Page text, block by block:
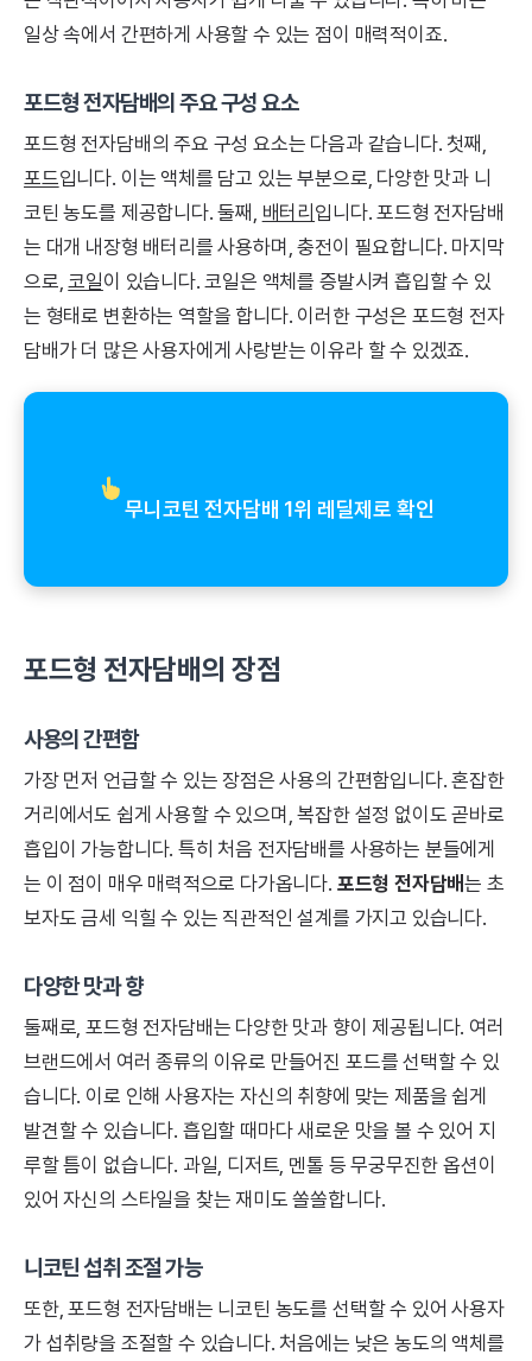
일상 속에서 간편하게 사용할 수 있는 점이 매력적이죠.
포드형 전자담배의 주요 구성 요소
포드형 전자담배의 주요 구성 요소는 다음과 같습니다. 첫째,
포드입니다. 이는 액체를 담고 있는 부분으로, 다양한 맛과 니
코틴 농도를 제공합니다. 둘째, 배터리 입니다. 포드형 전자담배
는 대개 내장형 배터리를 사용하며, 충전이 필요합니다. 마지막
으로,코일이 있습니다. 코일은 액체를 증발시켜 흡입할 수 있
는 형태로 변환하는 역할을 합니다. 이러한 구성은 포드형 전자
담배가 더 많은 사용자에게 사랑받는 이유라 할 수 있겠죠.
무니코틴 전자담배 1위 레딜제로 확인
포드형 전자담배의 장점
사용의 간편함
가장 먼저 언급할 수 있는 장점은 사용의 간편함입니다. 혼잡한
거리에서도 쉽게 사용할 수 있으며, 복잡한 설정 없이도 곧바로
흡입이 가능합니다. 특히 처음 전자담배를 사용하는 분들에게
는 이 점이 매우 매력적으로 다가옵니다. 포드형 전자담배는 초
보자도 금세 익힐 수 있는 직관적인 설계를 가지고 있습니다.
다양한 맛과 향
둘째로, 포드형 전자담배는 다양한 맛과 향이 제공됩니다. 여러
브랜드에서 여러 종류의 이유로 만들어진 포드를 선택할 수 있
습니다. 이로 인해 사용자는 자신의 취향에 맞는 제품을 쉽게
발견할 수 있습니다. 흡입할 때마다 새로운 맛을 볼 수 있어 지
루할 틈이 없습니다. 과일, 디저트, 멘톨 등 무궁무진한 옵션이
있어 자신의 스타일을 찾는 재미도 쏠쏠합니다.
니코틴 섭취 조절 가능
또한, 포드형 전자담배는 니코틴 농도를 선택할 수 있어 사용자
가 섭취량을 조절할 수 있습니다. 처음에는 낮은 농도의 액체를